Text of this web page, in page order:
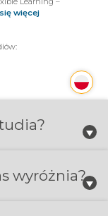
więcej
wyróżnia?